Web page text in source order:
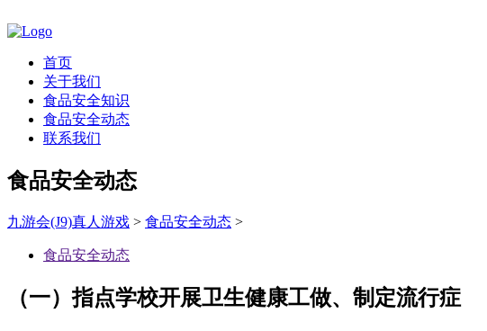
首页
关于我们
食品安全知识
食品安全动态
联系我们
食品安全动态
九游会(J9)真人游戏 > 食品安全动态 >
食品安全动态
（一）指点学校开展卫生健康工做、制定流行症